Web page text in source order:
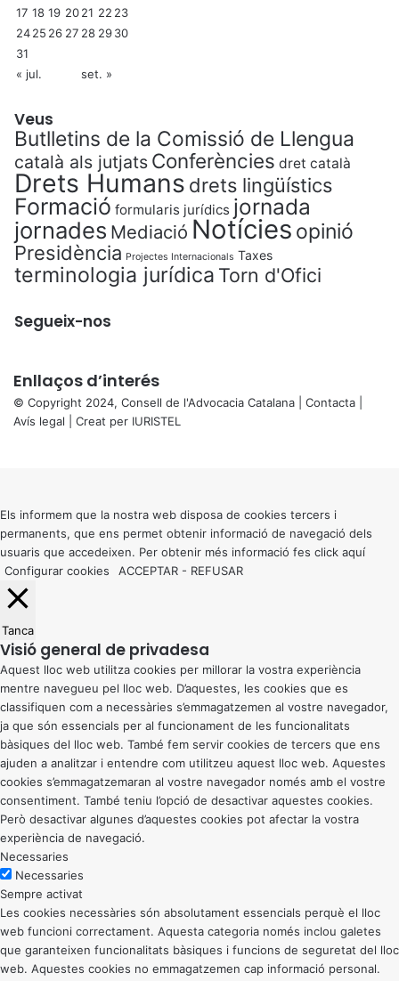
17 18 19 2021 22 23
2425 26 27 28 2930
31
« jul.
set. »
Veus
Butlletins de la Comissió de Llengua
català als jutjats Conferències dret català
Drets Humans drets lingüístics
Formació formularis jurídics jornada
jornades Mediació Notícies opinió
Presidència Projectes Internacionals Taxes
terminologia jurídica Torn d'Ofici
Segueix-nos
Enllaços d’interés
© Copyright 2024, Consell de l'Advocacia Catalana | Contacta
Avís legal | Creat per IURISTEL
button
Els informem que la nostra web disposa de cookies tercers i
permanents, que ens permet obtenir informació de navegació dels
usuaris que accedeixen. Per obtenir més informació fes click aquí
Configurar cookies
ACCEPTAR - REFUSAR
Tanca
Visió general de privadesa
Aquest lloc web utilitza cookies per millorar la vostra experiència
mentre navegueu pel lloc web. D’aquestes, les cookies que es
classifiquen com a necessàries s’emmagatzemen al vostre navegador,
ja que són essencials per al funcionament de les funcionalitats
bàsiques del lloc web. També fem servir cookies de tercers que ens
ajuden a analitzar i entendre com utilitzeu aquest lloc web. Aquestes
cookies s’emmagatzemaran al vostre navegador només amb el vostre
consentiment. També teniu l’opció de desactivar aquestes cookies.
Però desactivar algunes d’aquestes cookies pot afectar la vostra
experiència de navegació.
Necessaries
Necessaries
Sempre activat
Les cookies necessàries són absolutament essencials perquè el lloc
web funcioni correctament. Aquesta categoria només inclou galetes
que garanteixen funcionalitats bàsiques i funcions de seguretat del lloc
web. Aquestes cookies no emmagatzemen cap informació personal.